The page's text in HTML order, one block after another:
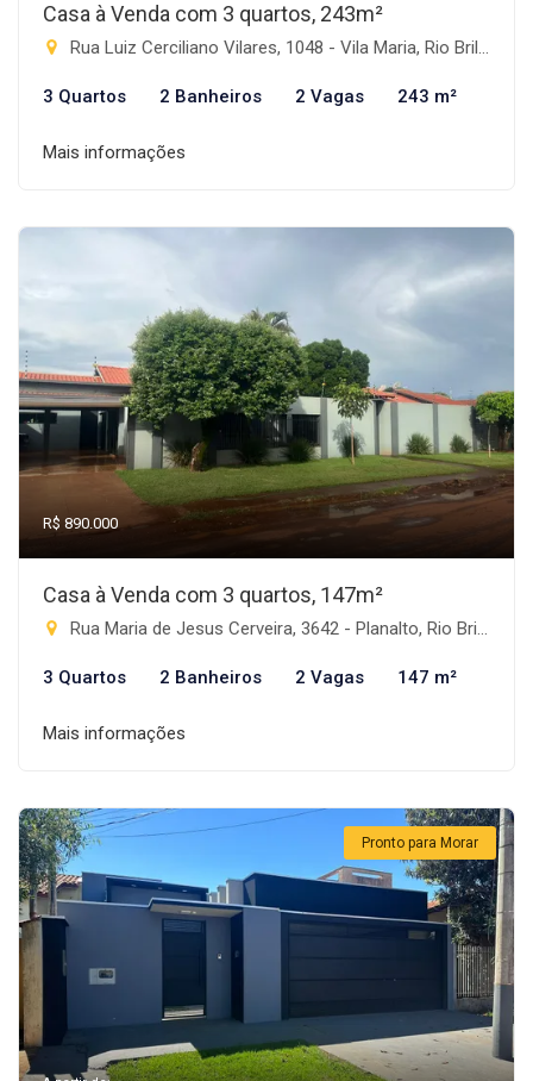
Casa à Venda com 3 quartos, 243m²
Rua Luiz Cerciliano Vilares, 1048 - Vila Maria, Rio Brilhante-MS
3 Quartos 2 Banheiros 2 Vagas 243 m²
Mais informações
R$ 890.000
Casa à Venda com 3 quartos, 147m²
Rua Maria de Jesus Cerveira, 3642 - Planalto, Rio Brilhante-MS
3 Quartos 2 Banheiros 2 Vagas 147 m²
Mais informações
Pronto para Morar